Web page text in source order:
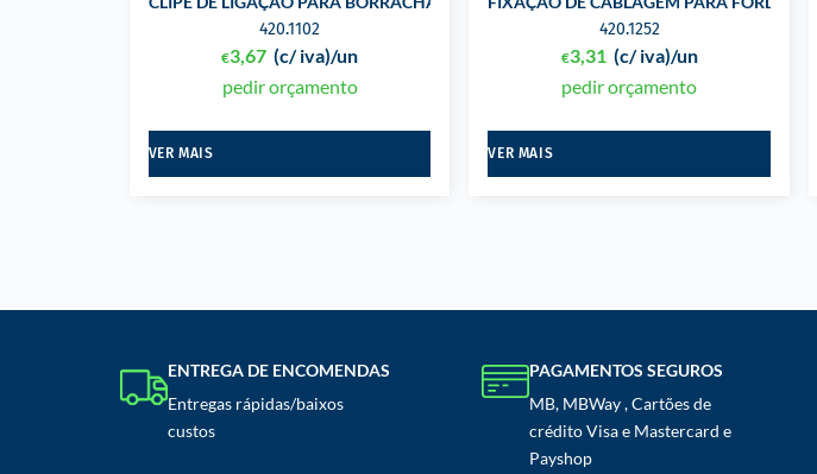
420.1102
€3,67 (c/ iva)/un
pedir orçamento
VER MAIS
420.1252
€3,31 (c/ iva)/un
pedir orçamento
VER MAIS
ENTREGA DE ENCOMENDAS
Entregas rápidas/baixos
custos
PAGAMENTOS SEGUROS
MB, MBWay , Cartões de
crédito Visa e Mastercard e
Payshop